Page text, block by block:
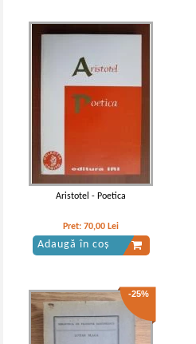
Aristotel - Poetica
Pret:70,00 Lei
Adaugă în coș
-25%